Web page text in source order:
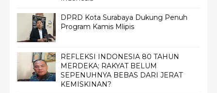
DPRD Kota Surabaya Dukung Penuh
Program Kamis Mlipis
REFLEKSI INDONESIA 80 TAHUN
MERDEKA; RAKYAT BELUM
SEPENUHNYA BEBAS DARI JERAT
KEMISKINAN?